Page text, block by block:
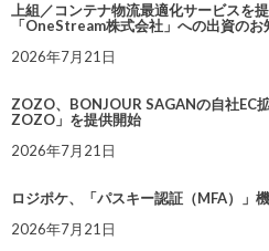
上組／コンテナ物流最適化サービスを
「OneStream株式会社」への出資のお
2026年7月21日
ZOZO、BONJOUR SAGANの自社EC
ZOZO」を提供開始
2026年7月21日
ロジポケ、「パスキー認証（MFA）」
2026年7月21日